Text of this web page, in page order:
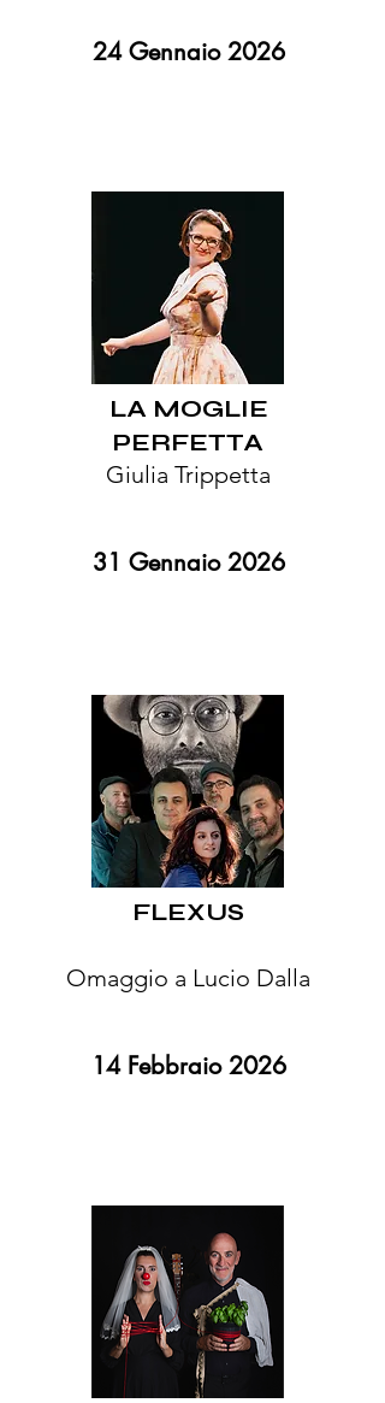
24 Gennaio 2026
LA MOGLIE
PERFETTA
Giulia Trippetta
31 Gennaio 2026
FLEXUS
Omaggio a Lucio Dalla
14 Febbraio 2026